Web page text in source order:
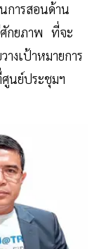
การสอนด้าน
ศักยภาพ ที่จะ
งเป้าหมายการ
ศูนย์ประชุมฯ